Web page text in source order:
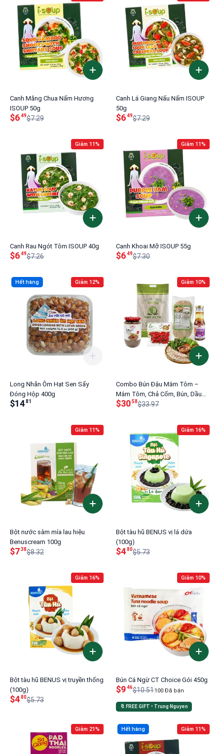
Canh Măng Chua Nấm Hương
ISOUP 50g
$649$7.29
Canh Lá Giang Nấu Nấm ISOUP
50g
$649$7.29
Giảm 11%
Canh Rau Ngót Tôm ISOUP 40g
$649$7.26
Giảm 11%
Canh Khoai Mỡ ISOUP 55g
$649$7.30
Giảm 12%
Hết hàng
Long Nhãn Ôm Hạt Sen Sấy
Đóng Hộp 400g
$1481
Giảm 10%
Combo Bún Đậu Mắm Tôm –
Mắm Tôm, Chả Cốm, Bún, Dầu
Hành, Ớt Hiểm
$3058$33.97
Giảm 11%
Bột nước sâm mía lau hiệu
Benuscream 100g
$738$8.32
Giảm 16%
Bột tàu hũ BENUS vị lá dứa
(100g)
$480$5.73
Giảm 16%
Bột tàu hũ BENUS vị truyền thống
(100g)
$480$5.73
Giảm 10%
Bún Cá Ngừ CT Choice Gói 450g
$946$10.51100 Đã bán
🔖 FREE GIFT • Trung Nguyen
Giảm 21% Giảm 11%
Hết hàng